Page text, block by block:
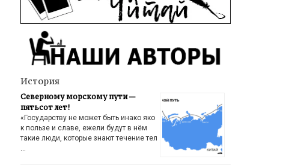
История
Северному морскому пути —
пятьсот лет!
«Государству не может быть инако яко
к пользе и славе, ежели будут в нём
такие люди, которые знают течение тел